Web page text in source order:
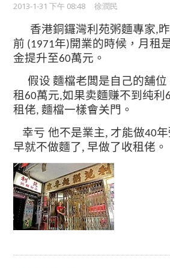
2013-1-31 下午 08:48 徐潤民
香港銅鑼灣利苑粥麵專家,
前 (1971年)開業的時候，月租
金提升至60萬元 。
假设 麵檔老闆是自己的舖
租60萬元,如果卖麵赚不到纯利
租佬,麵檔一樣會关門。
幸亏 他不是業主, 才能做40
早就不做麵了, 早做了收租佬。